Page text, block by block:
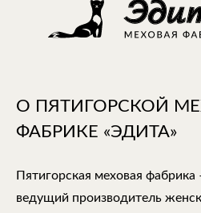
О ПЯТИГОРСКОЙ
ФАБРИКЕ «ЭДИТА»
Пятигорская меховая фабрика
ведущий производитель